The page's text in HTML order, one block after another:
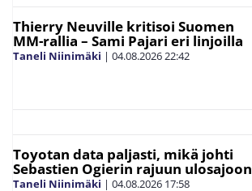
Thierry Neuville kritisoi Suomen
MM-rallia – Sami Pajari eri linjoilla
Taneli Niinimäki | 04.08.202622:42
Toyotan data paljasti, mikä johti
Sebastien Ogierin rajuun ulosajoon
Taneli Niinimäki | 04.08.2026 17:58